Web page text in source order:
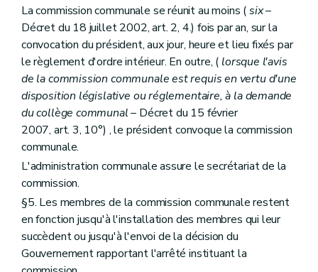
Section Fonctionnement
Art. 246
Section Délibérations
Art. 247
Section Groupe de travail
Art. 248
Section Rapport d'activité
Art. 249
Section
Délégation
Art. 250
Section 2
Art. 251
Chapitre premierbis
Du contenu du dossier du schéma de structure communal et de ses modalités de mise en œuvre
Section première Du contenu du dossier du schéma de structure
Art. 254
Art. 255
Section 2 De l'octroi de subventions aux communes pour l'élaboration d'un schéma de structure et d'un règlement communal d'urbanisme
La commission communale se réunit au moins (six–
Décret du 18 juillet 2002, art. 2, 4.) fois par an, sur la
convocation du président, aux jour, heure et lieu fixés par
le règlement d'ordre intérieur. En outre, ( lorsque l'avis
de la commission communale est requis en vertu d'une
disposition législative ou réglementaire, à la demande
du collège communal– Décret du 15 février
2007, art. 3, 10°) , le président convoque la commission
communale.
L'administration communale assure le secrétariat de la
commission.
§5. Les membres de la commission communale restent
en fonction jusqu'à l'installation des membres qui leur
succèdent ou jusqu'à l'envoi de la décision du
Gouvernement rapportant l'arrêté instituant la